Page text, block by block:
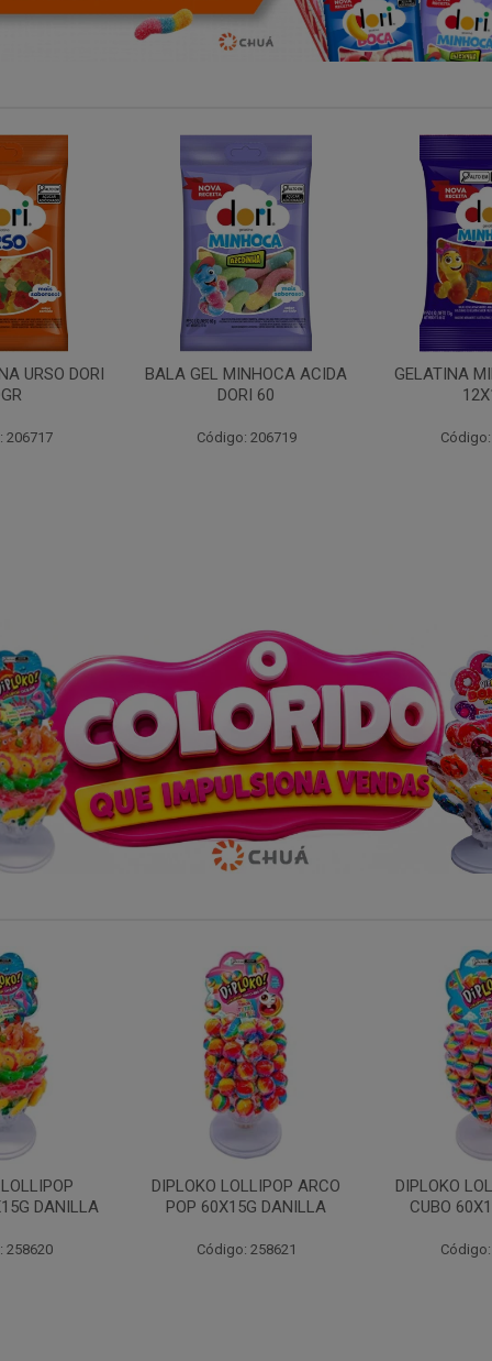
ACIDA
60
206719
GELATINA MINHOCA DORI
12X13G
Código: 255689
TUBO
ARCO
DANILLA
258621
DIPLOKO LOLLIPOP ARCO
CUBO 60X15G DANILL
Código: 258622
DIPLOKO
60X15G